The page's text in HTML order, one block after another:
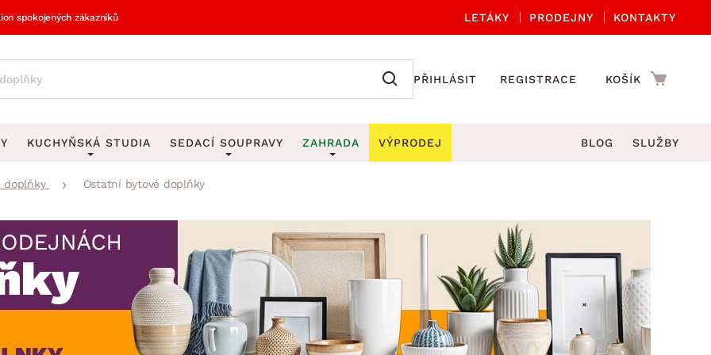
spokojených zákazníků LETÁKY PRODEJNY KONTAKTY
PŘIHLÁSIT REGISTRACE KOŠÍK
DEKORACE
Obrazy
Zrcadla
Zobrazit vše
Věšáky na klíče
Stojany na deštníky
Stojany na noviny
Stojany na oblečení
Zobrazit vše
Kuchyňské příslušenství
Kuchyňské doplňky
Koupelnové doplňky
Zahradní doplňky
Zobrazit vše
KUCHYŇSKÁ STUDIA SEDACÍ SOUPRAVY
Sedací soupravy do U
Rohové sedací soupravy
Sedací soupravy 3-2-1
Sedací soupravy na míru
ZAHRADA
Zahradní židle a křesla
Zahradní lavice
Zahradní stoly
Zahradní houpačky
Zahradní lehátka
VÝPRODEJ BLOG SLUŽBY
doplňky Ostatní bytové doplňky